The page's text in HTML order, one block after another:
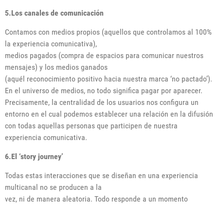
5.Los canales de comunicación
Contamos con medios propios (aquellos que controlamos al 100%
la experiencia comunicativa),
medios pagados (compra de espacios para comunicar nuestros
mensajes) y los medios ganados
(aquél reconocimiento positivo hacia nuestra marca ‘no pactado’).
En el universo de medios, no todo significa pagar por aparecer.
Precisamente, la centralidad de los usuarios nos configura un
entorno en el cual podemos establecer una relación en la difusión
con todas aquellas personas que participen de nuestra
experiencia comunicativa.
6.El ‘story journey’
Todas estas interacciones que se diseñan en una experiencia
multicanal no se producen a la
vez, ni de manera aleatoria. Todo responde a un momento